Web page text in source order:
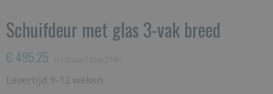
Schuifdeur met glas 3-vak breed
€ 495,25
Levertijd 9-12 weken